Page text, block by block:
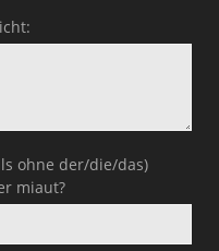
ohne der/die/das)
miaut?